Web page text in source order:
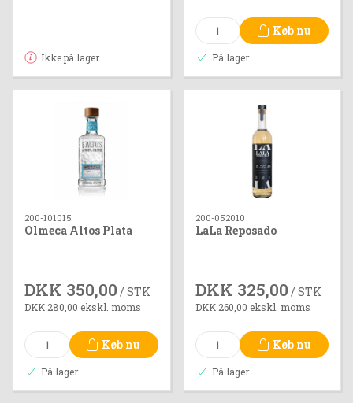
Ikke på lager
Køb nu
På lager
200-101015
Olmeca Altos Plata
DKK 350,00 / STK
DKK 280,00 ekskl. moms
Køb nu
På lager
200-052010
LaLa Reposado
DKK 325,00 / STK
DKK 260,00 ekskl. moms
Køb nu
På lager